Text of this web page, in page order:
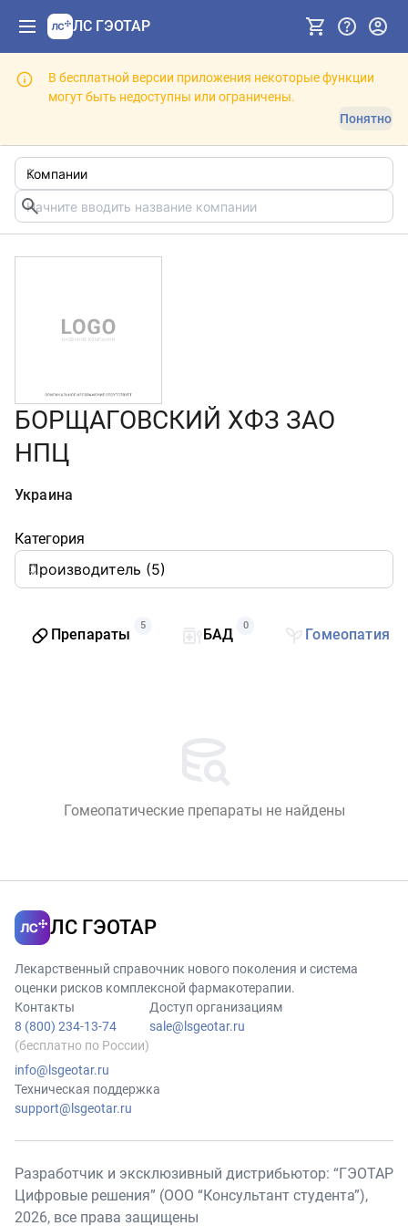
ЛС ГЭОТАР
В бесплатной версии приложения некоторые функции
могут быть недоступны или ограничены.
Понятно
БОРЩАГОВСКИЙ ХФЗ ЗАО
НПЦ
Украина
Категория
Препараты
5
БАД
0
Гомеопатия
Гомеопатические препараты не найдены
ЛС ГЭОТАР
Лекарственный справочник нового поколения и система
оценки рисков комплексной фармакотерапии.
Контакты
8 (800) 234-13-74
(бесплатно по России)
info@lsgeotar.ru
Доступ организациям
sale@lsgeotar.ru
Техническая поддержка
support@lsgeotar.ru
Разработчик и эксклюзивный дистрибьютор: “ГЭОТАР
Цифровые решения” (ООО “Консультант студента”),
2026, все права защищены